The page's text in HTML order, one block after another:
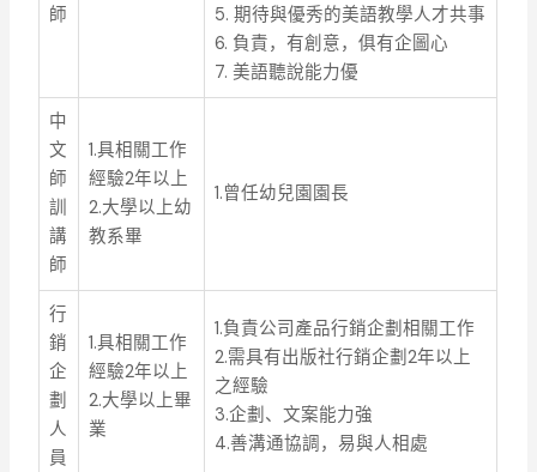
師
5. 期待與優秀的美語教學人才共事
6. 負責，有創意，俱有企圖心
7. 美語聽說能力優
中
文
師
訓
講
師
1.具相關工作
經驗2年以上
2.大學以上幼
教系畢
1.曾任幼兒園園長
行
銷
企
劃
人
員
1.具相關工作
經驗2年以上
2.大學以上畢
業
1.負責公司產品行銷企劃相關工作
2.需具有出版社行銷企劃2年以上
之經驗
3.企劃、文案能力強
4.善溝通協調，易與人相處